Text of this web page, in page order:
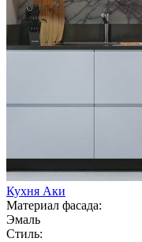
Кухня Аки
Материал фасада:
Эмаль
Стиль: